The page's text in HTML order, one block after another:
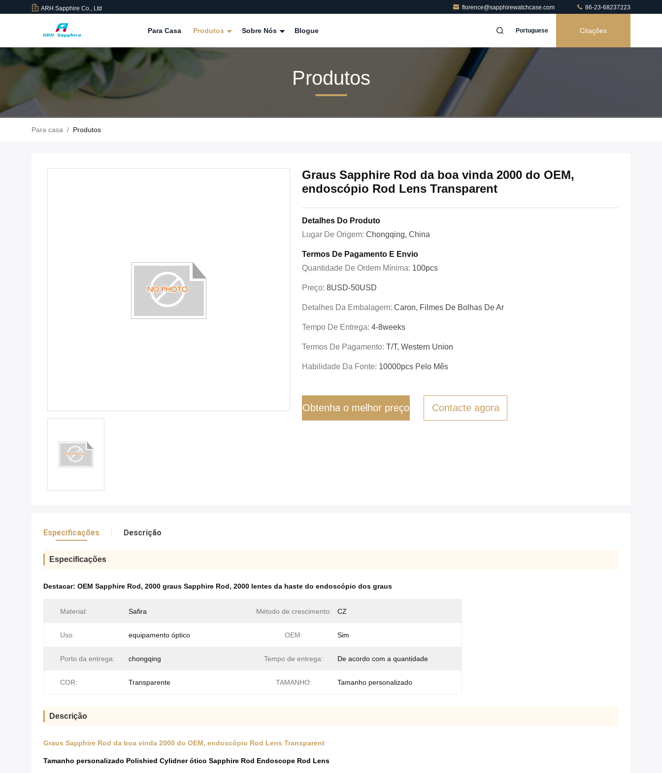
ARH Sapphire Co., Ltd florence@sapphirewatchcase.com 86-23-68237223
Para Casa Produtos Sobre Nós Blogue Portuguese Citações
Produtos
Para casa / Produtos
Graus Sapphire Rod da boa vinda 2000 do OEM,
endoscópio Rod Lens Transparent
Detalhes Do Produto
Lugar De Origem: Chongqing, China
Termos De Pagamento E Envio
Quantidade De Ordem Mínima: 100pcs
Preço: 8USD-50USD
Detalhes Da Embalagem: Caron, Filmes De Bolhas De Ar
Tempo De Entrega: 4-8weeks
Termos De Pagamento: T/T, Western Union
Habilidade Da Fonte: 10000pcs Pelo Mês
Obtenha o melhor preço Contacte agora
Especificações Descrição
Especificações
Destacar: OEM Sapphire Rod, 2000 graus Sapphire Rod, 2000 lentes da haste do endoscópio dos graus
Material: Safira Método de crescimento: CZ
Uso: equipamento óptico OEM: Sim
Porto da entrega: chongqing Tempo de entrega: De acordo com a quantidade
COR: Transparente TAMANHO: Tamanho personalizado
Descrição
Graus Sapphire Rod da boa vinda 2000 do OEM, endoscópio Rod Lens Transparent
Tamanho personalizado Polishied Cylidner ótico Sapphire Rod Endoscope Rod Lens